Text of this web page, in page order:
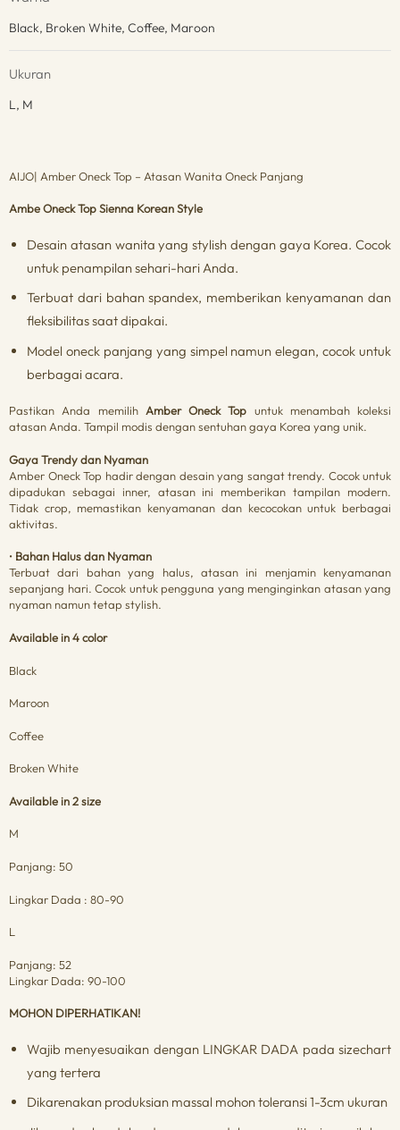
Black, Broken White, Coffee, Maroon
Ukuran
L, M
AIJO| Amber Oneck Top – Atasan Wanita Oneck Panjang
Ambe Oneck Top Sienna Korean Style
Desain atasan wanita yang stylish dengan gaya Korea. Cocok
untuk penampilan sehari-hari Anda.
Terbuat dari bahan spandex, memberikan kenyamanan dan
fleksibilitas saat dipakai.
Model oneck panjang yang simpel namun elegan, cocok untuk
berbagai acara.
Pastikan Anda memilih Amber Oneck Top untuk menambah koleksi
atasan Anda. Tampil modis dengan sentuhan gaya Korea yang unik.
Gaya Trendy dan Nyaman
Amber Oneck Top hadir dengan desain yang sangat trendy. Cocok untuk
dipadukan sebagai inner, atasan ini memberikan tampilan modern.
Tidak crop, memastikan kenyamanan dan kecocokan untuk berbagai
aktivitas.
• Bahan Halus dan Nyaman
Terbuat dari bahan yang halus, atasan ini menjamin kenyamanan
sepanjang hari. Cocok untuk pengguna yang menginginkan atasan yang
nyaman namun tetap stylish.
Available in 4 color
Black
Maroon
Coffee
Broken White
Available in 2 size
M
Panjang: 50
Lingkar Dada : 80-90
L
Panjang: 52
Lingkar Dada: 90-100
MOHON DIPERHATIKAN!
Wajib menyesuaikan dengan LINGKAR DADA pada sizechart
yang tertera
Dikarenakan produksian massal mohon toleransi 1-3cm ukuran